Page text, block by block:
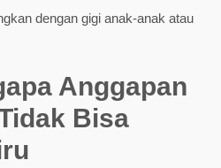
dengan gigi anak-anak atau
Anggapan
Bisa